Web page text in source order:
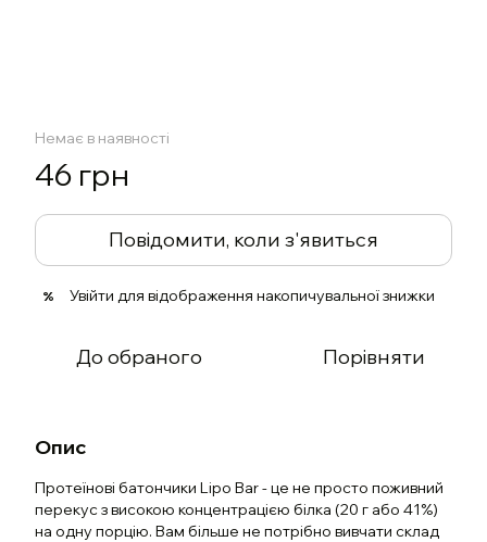
Немає в наявності
46 грн
Повідомити, коли з'явиться
% Увійти для відображення накопичувальної знижки
До обраного Порівняти
Опис
Протеїнові батончики Lipo Bar - це не просто поживний
перекус з високою концентрацією білка (20 г або 41%)
на одну порцію. Вам більше не потрібно вивчати склад